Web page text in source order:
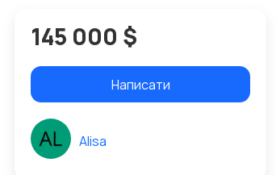
145 000 $
Написати
Alisa